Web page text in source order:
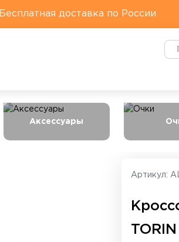
Бесплатная доставка по России
Аксессуары
Артикул: